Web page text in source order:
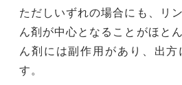
ただしいずれの場合にも、リ
ん剤が中心となることがほと
ん剤には副作用があり、出⽅
す。